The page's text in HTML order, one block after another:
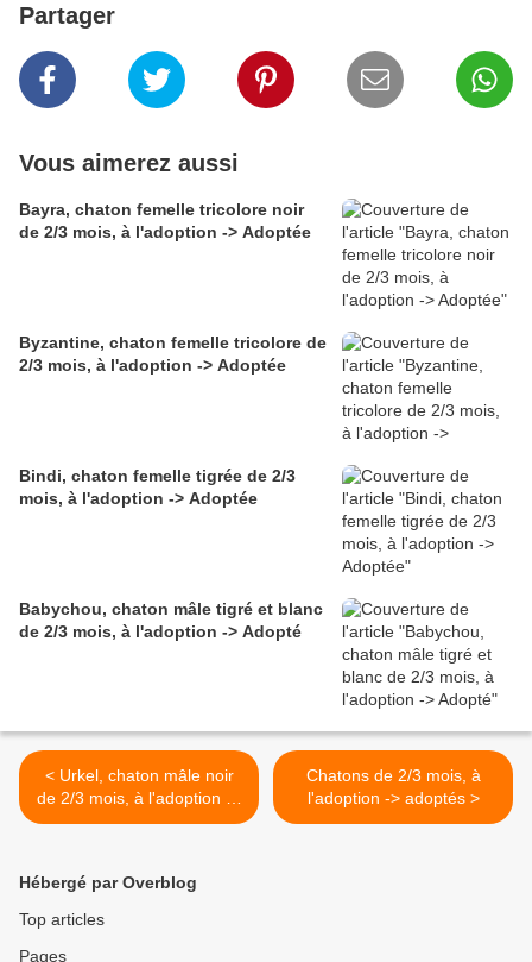
Partager
Vous aimerez aussi
Bayra, chaton femelle tricolore noir
de 2/3 mois, à l'adoption -> Adoptée
Byzantine, chaton femelle tricolore de
2/3 mois, à l'adoption -> Adoptée
Bindi, chaton femelle tigrée de 2/3
mois, à l'adoption -> Adoptée
Babychou, chaton mâle tigré et blanc
de 2/3 mois, à l'adoption -> Adopté
< Urkel, chaton mâle noir
de 2/3 mois, à l'adoption ->
adopté
Chatons de 2/3 mois, à
l'adoption -> adoptés >
Hébergé par Overblog
Top articles
Pages